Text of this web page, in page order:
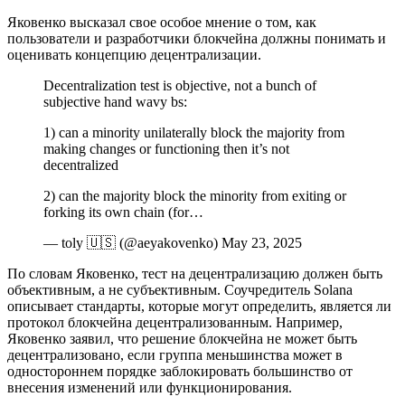
Яковенко высказал свое особое мнение о том, как
пользователи и разработчики блокчейна должны понимать и
оценивать концепцию децентрализации.
Decentralization test is objective, not a bunch of
subjective hand wavy bs:
1) can a minority unilaterally block the majority from
making changes or functioning then it’s not
decentralized
2) can the majority block the minority from exiting or
forking its own chain (for…
— toly 🇺🇸 (@aeyakovenko) May 23, 2025
По словам Яковенко, тест на децентрализацию должен быть
объективным, а не субъективным. Соучредитель Solana
описывает стандарты, которые могут определить, является ли
протокол блокчейна децентрализованным. Например,
Яковенко заявил, что решение блокчейна не может быть
децентрализовано, если группа меньшинства может в
одностороннем порядке заблокировать большинство от
внесения изменений или функционирования.